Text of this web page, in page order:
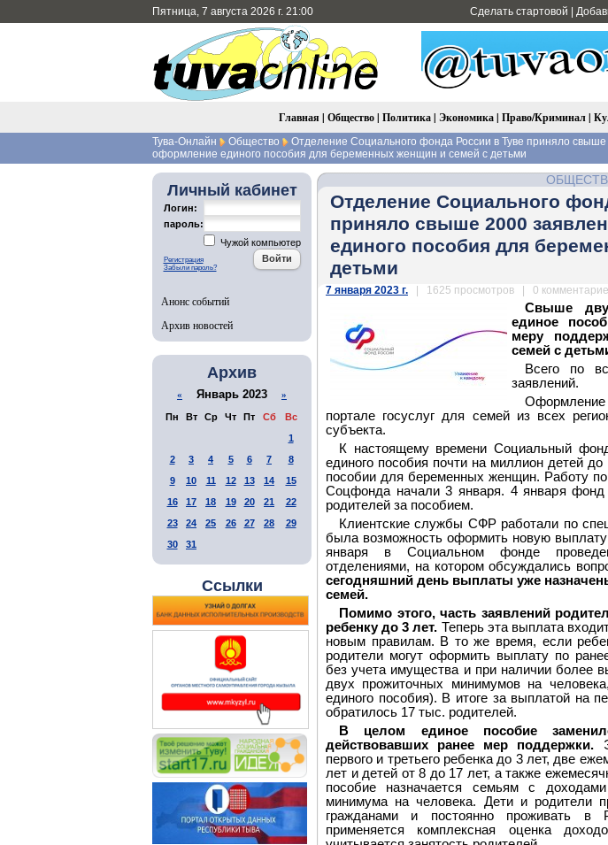
Пятница, 7 августа 2026 г. 21:00 Сделать стартовой
Главная | Общество| Политика| Экономика| Право/Криминал|
Тува-Онлайн Общество
Отделение Социального фонда России в Туве приняло
оформление единого пособия для беременных женщин и семей с детьми
Личный кабинет
Логин:
пароль:
Чужой компьютер
Регистрация
Забыли пароль?
Анонс событий
Архив новостей
Архив
« Январь 2023 »
Пн Вт Ср Чт Пт Сб
Вс
1
2
3 4 5 6 7
8
9
10 11 12 13 14
15
16
17 18 19 20 21
22
23
24 25 26 27 28
29
30
31
Ссылки
Отделение Социального
приняло свыше 2000
единого пособия для
детьми
7 января 2023 г. | 1625 просмотров | 0
Свыше
единое
меру
семей с
Всего по
заявлений.
Оформление
портале госуслуг для семей из всех
субъекта.
К настоящему времени Социальный
единого пособия почти на миллион детей
пособии для беременных женщин. Работу
Соцфонда начали 3 января. 4 января
родителей за пособием.
Клиентские службы СФР работали по
была возможность оформить новую
января в Социальном фонде
отделениями, на котором обсуждались
сегодняшний день выплаты уже
семей.
Помимо этого, часть заявлений
ребенку до 3 лет. Теперь эта выплата
новым правилам. В то же время, если
родители могут оформить выплату по
без учета имущества и при наличии более
двух прожиточных минимумов на
единого пособия). В итоге за выплатой на
обратилось 17 тыс. родителей.
В целом единое пособие
действовавших ранее мер поддержки.
первого и третьего ребенка до 3 лет, две
лет и детей от 8 до 17 лет, а также
пособие назначается семьям с доходами
минимума на человека. Дети и родители
гражданами и постоянно проживать в
применяется комплексная оценка